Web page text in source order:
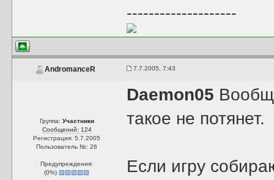
--------------------
AndromanceR 7.7.2005, 7:43
Группа: Участники
Сообщений: 124
Регистрация: 5.7.2005
Пользователь №: 26
Предупреждения:
(0%)
Daemon05
такое не потянет.
Если игру